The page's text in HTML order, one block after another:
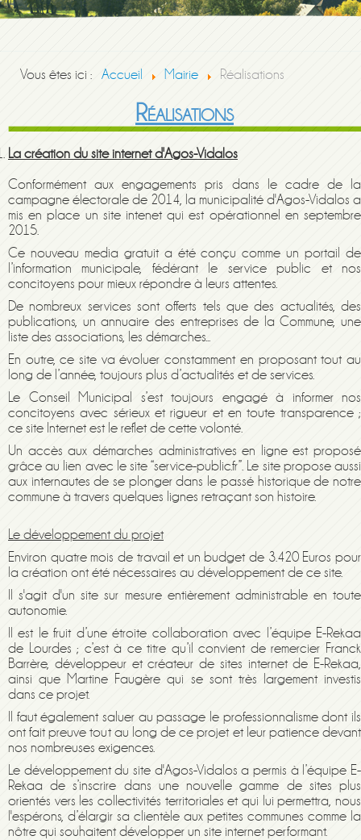
Vous êtes ici : Accueil Mairie Réalisations
Réalisations
La création du site internet d'Agos-Vidalos
Conformément aux engagements pris dans le cadre de la
campagne électorale de 2014, la municipalité d'Agos-Vidalos a
mis en place un site intenetqui est opérationnel en septembre
2015.
Ce nouveau media gratuit a été conçu comme un portail de
l’information municipale, fédérant le service public et nos
concitoyens pour mieux répondre à leurs attentes.
De nombreux services sont offerts tels que des actualités, des
publications, un annuaire des entreprises de la Commune, une
liste des associations, les démarches...
En outre, ce site va évoluer constamment en proposant tout au
long de l’année, toujours plus d’actualités et de services.
Le Conseil Municipal s’est toujours engagé à informer nos
concitoyens avec sérieux et rigueur et en toute transparence ;
ce site Internet est le reflet de cette volonté.
Un accès aux démarches administratives en ligne est proposé
grâce au lien avec le site “service-public.fr”. Le site propose aussi
aux internautes de se plonger dans le passé historique de notre
commune à travers quelques lignes retraçant son histoire.
Le développement du projet
Environ quatre mois de travail et un budget de 3.420 Euros pour
la création ont été nécessaires au développement de ce site.
Il s'agit d'unsite sur mesureentièrement administrable en toute
autonomie.
Il est le fruit d’une étroite collaboration avec l’équipe E-Rekaa
de Lourdes ; c’est à ce titre qu’il convient de remercier Franck
Barrère, développeur et créateur de sites internet de E-Rekaa,
ainsi que Martine Faugère qui se sont très largement investis
dans ce projet.
Il faut également saluer au passage le professionnalisme dont ils
ont fait preuve tout au long de ce projet et leur patience devant
nos nombreuses exigences.
Le développement du site d'Agos-Vidalos a permis à l’équipe E-
Rekaa de s’inscrire dans une nouvelle gamme de sites plus
orientés vers les collectivités territoriales et qui lui permettra, nous
l'espérons, d’élargir sa clientèle aux petites communes comme la
nôtre qui souhaitent développer un site internet performant.